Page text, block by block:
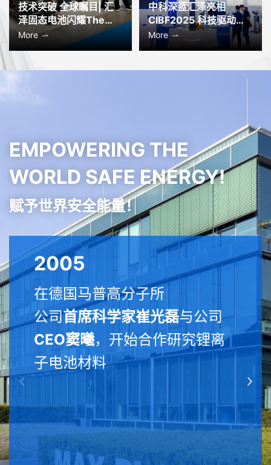
技术突破 全球瞩目| 汇
泽固态电池闪耀The
Battery Show Europe
More
中科深蓝汇泽亮相
CIBF2025 科技驱动未
来能源
More
EMPOWERING THE
WORLD SAFE ENERGY!
赋予世界安全能量！
2005
在德国马普高分子所
公司首席科学家崔光磊与公司
CEO窦曦，开始合作研究锂离
子电池材料